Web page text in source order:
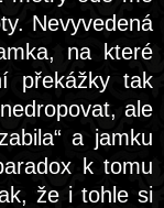
Nevyvedená
na které
překážky tak
ale
a jamku
k tomu
že i tohle si